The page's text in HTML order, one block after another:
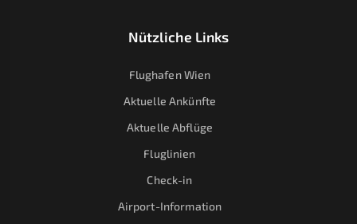
Nützliche Links
Flughafen Wien
Aktuelle Ankünfte
Aktuelle Abflüge
Fluglinien
Check-in
Airport-Information